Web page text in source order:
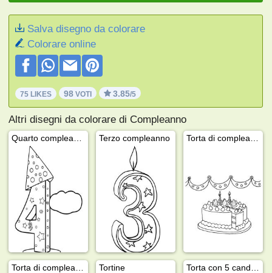
Salva disegno da colorare
Colorare online
75 LIKES 98 VOTI 3.85/5
Altri disegni da colorare di Compleanno
Terzo compleanno
Tortine